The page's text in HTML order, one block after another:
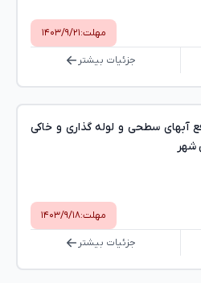
مهلت:۱۴۰۳/۹/۲۱
جزئیات بیشتر
آبهای سطحی و لوله گذاری و خاکی
شهر
مهلت:۱۴۰۳/۹/۱۸
جزئیات بیشتر